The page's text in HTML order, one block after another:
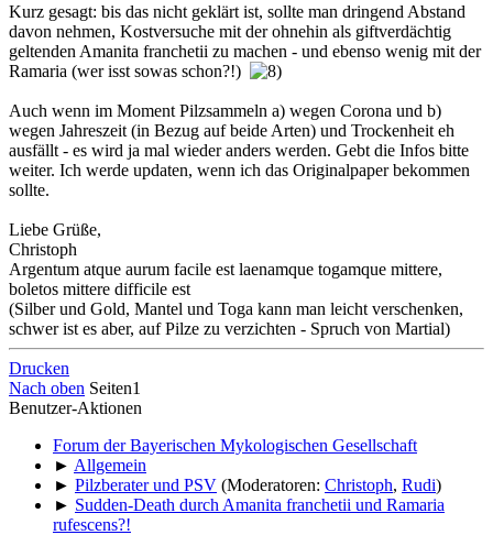
Kurz gesagt: bis das nicht geklärt ist, sollte man dringend Abstand
davon nehmen, Kostversuche mit der ohnehin als giftverdächtig
geltenden Amanita franchetii zu machen - und ebenso wenig mit der
Ramaria (wer isst sowas schon?!)
Auch wenn im Moment Pilzsammeln a) wegen Corona und b)
wegen Jahreszeit (in Bezug auf beide Arten) und Trockenheit eh
ausfällt - es wird ja mal wieder anders werden. Gebt die Infos bitte
weiter. Ich werde updaten, wenn ich das Originalpaper bekommen
sollte.
Liebe Grüße,
Christoph
Argentum atque aurum facile est laenamque togamque mittere,
boletos mittere difficile est
(Silber und Gold, Mantel und Toga kann man leicht verschenken,
schwer ist es aber, auf Pilze zu verzichten - Spruch von Martial)
Drucken
Nach oben Seiten1
Benutzer-Aktionen
Forum der Bayerischen Mykologischen Gesellschaft
► Allgemein
► Pilzberater und PSV (Moderatoren: Christoph, Rudi)
► Sudden-Death durch Amanita franchetii und Ramaria
rufescens?!